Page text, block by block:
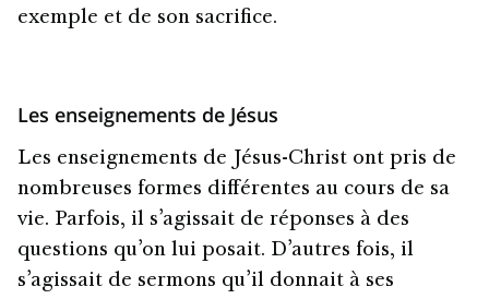
exemple et de son sacrifice.
Les enseignements de Jésus
Les enseignements de Jésus-Christ ont pris de
nombreuses formes différentes au cours de sa
vie. Parfois, il s’agissait de réponses à des
questions qu’on lui posait. D’autres fois, il
s’agissait de sermons qu’il donnait à ses